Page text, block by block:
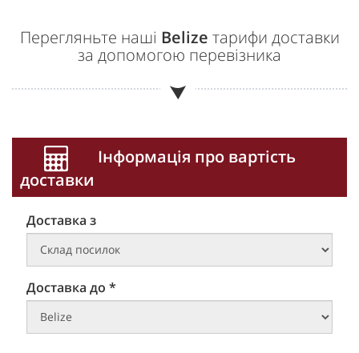
Перегляньте наші Belize тарифи доставки
за допомогою перевізника
Інформація про вартість
доставки
Доставка з
Доставка до *